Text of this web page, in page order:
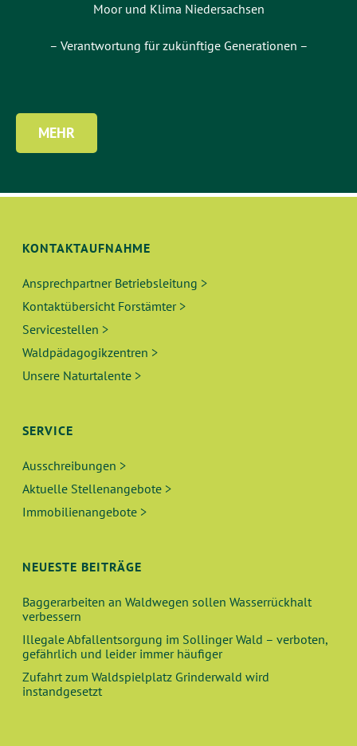
Moor und Klima Niedersachsen
– Verantwortung für zukünftige Generationen –
MEHR
KONTAKTAUFNAHME
Ansprechpartner Betriebsleitung >
Kontaktübersicht Forstämter >
Servicestellen >
Waldpädagogikzentren >
Unsere Naturtalente >
SERVICE
Ausschreibungen >
Aktuelle Stellenangebote >
Immobilienangebote >
NEUESTE BEITRÄGE
Baggerarbeiten an Waldwegen sollen Wasserrückhalt
verbessern
Illegale Abfallentsorgung im Sollinger Wald – verboten,
gefährlich und leider immer häufiger
Zufahrt zum Waldspielplatz Grinderwald wird
instandgesetzt